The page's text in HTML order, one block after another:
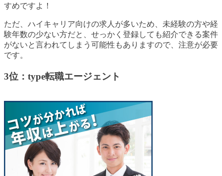
すめですよ！
ただ、ハイキャリア向けの求人が多いため、未経験の方や経
験年数の少ない方だと、せっかく登録しても紹介できる案件
がないと言われてしまう可能性もありますので、注意が必要
です。
3位：type転職エージェント